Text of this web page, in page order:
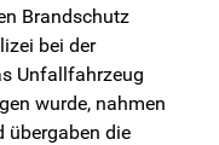
Brandschutz
bei der
Unfallfahrzeug
wurde, nahmen
übergaben die